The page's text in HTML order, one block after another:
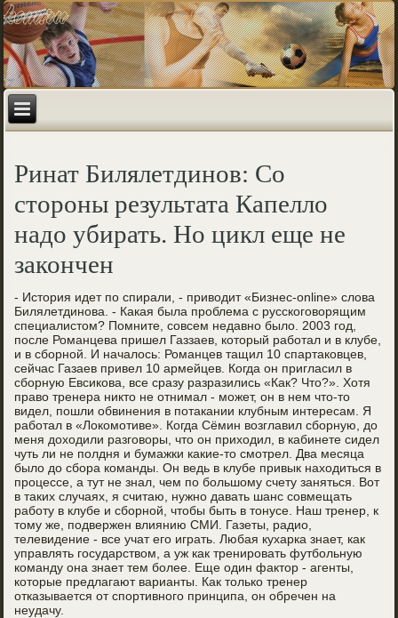
Ринат Билялетдинов: Со
стороны результата Капелло
надо убирать. Но цикл еще не
закончен
- История идет по спирали, - приводит «Бизнес-online» слова
Билялетдинова. - Какая была проблема с русскоговорящим
специалистом? Помните, совсем недавно было. 2003 год,
после Романцева пришел Газзаев, который работал и в клубе,
и в сборной. И началось: Романцев тащил 10 спартаковцев,
сейчас Газаев привел 10 армейцев. Когда он пригласил в
сборную Евсикова, все сразу разразились «Как? Что?». Хотя
право тренера никто не отнимал - может, он в нем что-то
видел, пошли обвинения в потакании клубным интересам. Я
работал в «Локомотиве». Когда Сёмин возглавил сборную, до
меня доходили разговоры, что он приходил, в кабинете сидел
чуть ли не полдня и бумажки какие-то смотрел. Два месяца
было до сбора команды. Он ведь в клубе привык находиться в
процессе, а тут не знал, чем по большому счету заняться. Вот
в таких случаях, я считаю, нужно давать шанс совмещать
работу в клубе и сборной, чтобы быть в тонусе. Наш тренер, к
тому же, подвержен влиянию СМИ. Газеты, радио,
телевидение - все учат его играть. Любая кухарка знает, как
управлять государством, а уж как тренировать футбольную
команду она знает тем более. Еще один фактор - агенты,
которые предлагают варианты. Как только тренер
отказывается от спортивного принципа, он обречен на
неудачу.